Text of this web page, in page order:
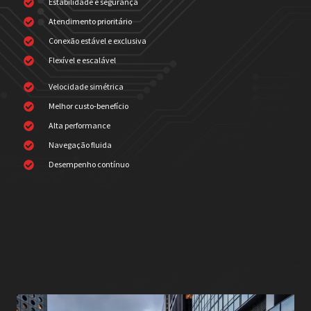
Atendimento prioritário
Conexão estável e exclusiva
Flexível e escalável
Velocidade simétrica
Melhor custo-benefício
Alta performance
Navegação fluida
Desempenho contínuo